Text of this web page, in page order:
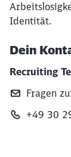
Identität.
Dein
Recruiting
Fragen
+49 30